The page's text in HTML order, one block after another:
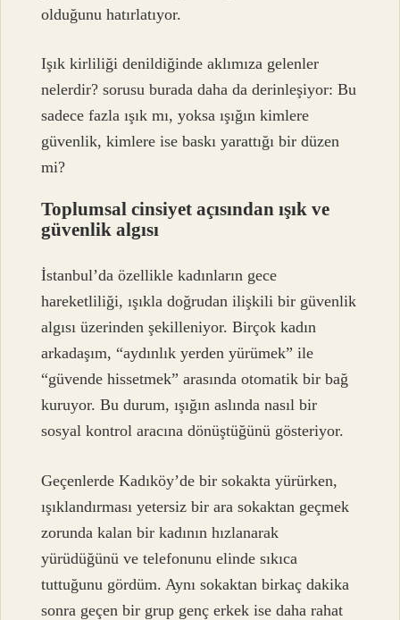
olduğunu hatırlatıyor.
Işık kirliliği denildiğinde aklımıza gelenler
nelerdir? sorusu burada daha da derinleşiyor: Bu
sadece fazla ışık mı, yoksa ışığın kimlere
güvenlik, kimlere ise baskı yarattığı bir düzen
mi?
Toplumsal cinsiyet açısından ışık ve
güvenlik algısı
İstanbul’da özellikle kadınların gece
hareketliliği, ışıkla doğrudan ilişkili bir güvenlik
algısı üzerinden şekilleniyor. Birçok kadın
arkadaşım, “aydınlık yerden yürümek” ile
“güvende hissetmek” arasında otomatik bir bağ
kuruyor. Bu durum, ışığın aslında nasıl bir
sosyal kontrol aracına dönüştüğünü gösteriyor.
Geçenlerde Kadıköy’de bir sokakta yürürken,
ışıklandırması yetersiz bir ara sokaktan geçmek
zorunda kalan bir kadının hızlanarak
yürüdüğünü ve telefonunu elinde sıkıca
tuttuğunu gördüm. Aynı sokaktan birkaç dakika
sonra geçen bir grup genç erkek ise daha rahat